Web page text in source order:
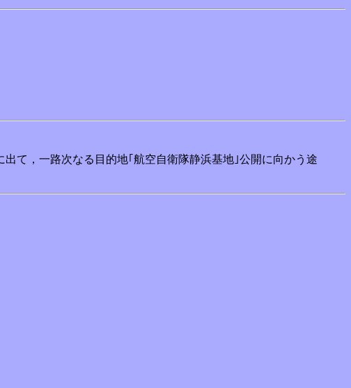
て，一路次なる目的地｢航空自衛隊静浜基地｣公開に向かう途